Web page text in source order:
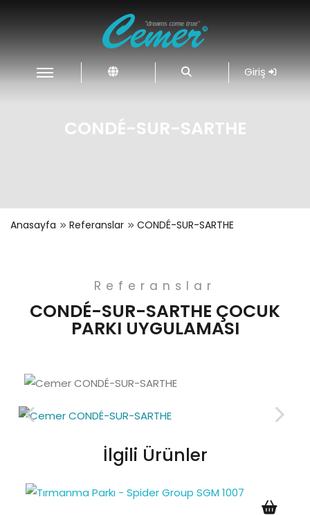
Giriş
CONDÉ-SUR-SARTHE
Anasayfa Referanslar CONDÉ-SUR-SARTHE
Referanslar
CONDÉ-SUR-SARTHE ÇOCUK
PARKI UYGULAMASI
İlgili Ürünler